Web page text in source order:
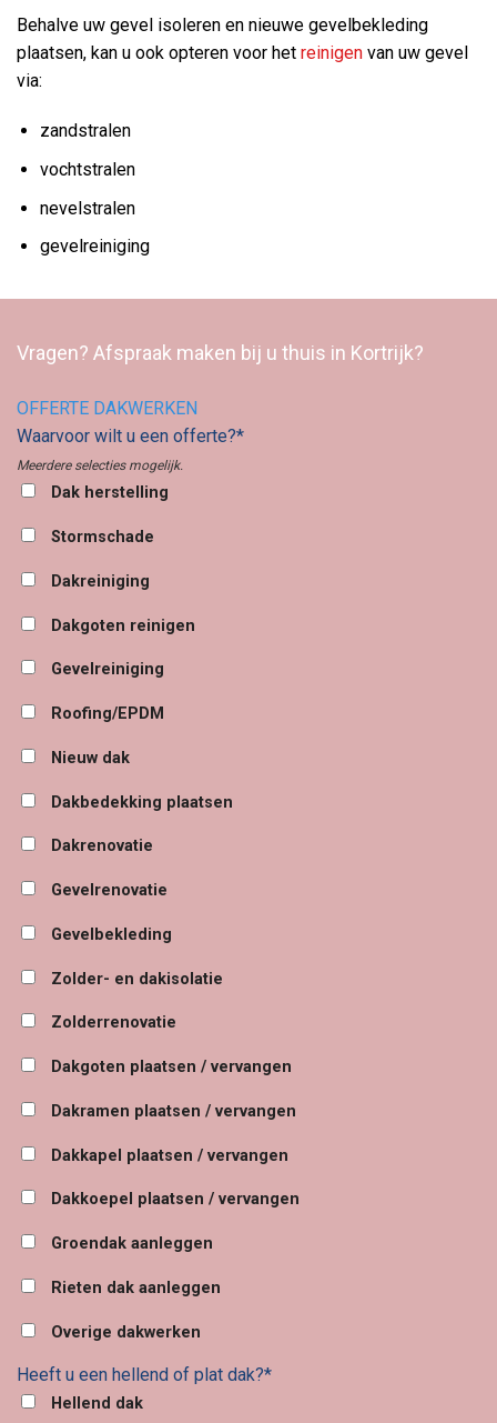
Behalve uw gevel isoleren en nieuwe gevelbekleding
plaatsen, kan u ook opteren voor het reinigen van uw gevel
via:
zandstralen
vochtstralen
nevelstralen
gevelreiniging
Vragen? Afspraak maken bij u thuis in Kortrijk?
OFFERTE DAKWERKEN
Waarvoor wilt u een offerte?*
Meerdere selecties mogelijk.
Dak herstelling
Stormschade
Dakreiniging
Dakgoten reinigen
Gevelreiniging
Roofing/EPDM
Nieuw dak
Dakbedekking plaatsen
Dakrenovatie
Gevelrenovatie
Gevelbekleding
Zolder- en dakisolatie
Zolderrenovatie
Dakgoten plaatsen / vervangen
Dakramen plaatsen / vervangen
Dakkapel plaatsen / vervangen
Dakkoepel plaatsen / vervangen
Groendak aanleggen
Rieten dak aanleggen
Overige dakwerken
Heeft u een hellend of plat dak?*
Hellend dak